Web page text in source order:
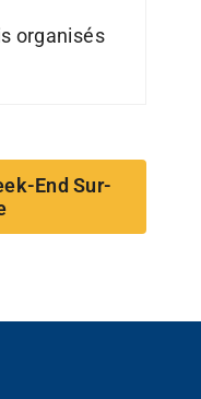
organisés
End Sur-